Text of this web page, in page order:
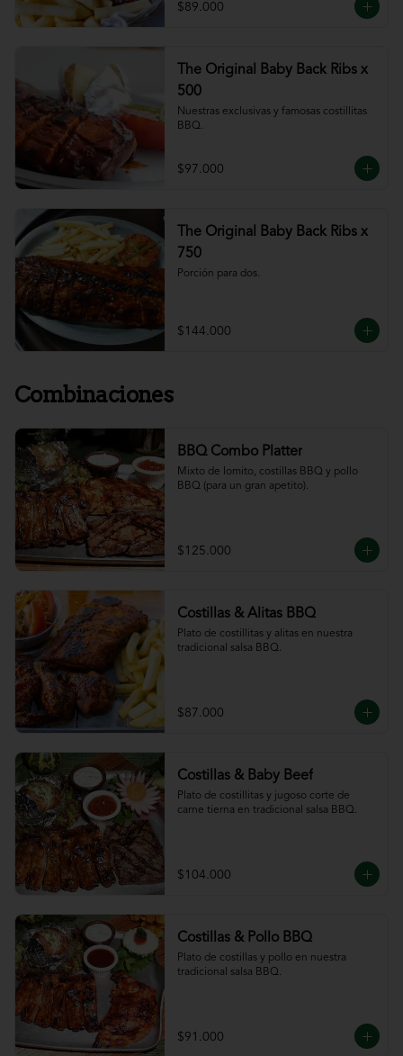
$89.000
The Original Baby Back Ribs x
500
Nuestras exclusivas y famosas costillitas
BBQ.
$97.000
The Original Baby Back Ribs x
750
Porción para dos.
$144.000
Combinaciones
BBQ Combo Platter
Mixto de lomito, costillas BBQ y pollo
BBQ (para un gran apetito).
$125.000
Costillas & Alitas BBQ
Plato de costillitas y alitas en nuestra
tradicional salsa BBQ.
$87.000
Costillas & Baby Beef
Plato de costillitas y jugoso corte de
carne tierna en tradicional salsa BBQ.
$104.000
Costillas & Pollo BBQ
Plato de costillas y pollo en nuestra
tradicional salsa BBQ.
$91.000